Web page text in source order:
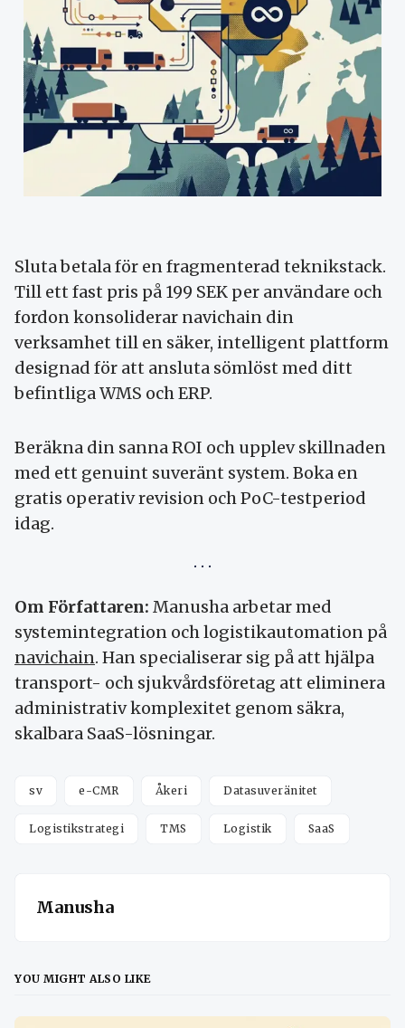
Sluta betala för en fragmenterad teknikstack.
Till ett fast pris på 199 SEK per användare och
fordon konsoliderar navichain din
verksamhet till en säker, intelligent plattform
designad för att ansluta sömlöst med ditt
befintliga WMS och ERP.
Beräkna din sanna ROI och upplev skillnaden
med ett genuint suveränt system. Boka en
gratis operativ revision och PoC-testperiod
idag.
Om Författaren: Manusha arbetar med
systemintegration och logistikautomation på
navichain. Han specialiserar sig på att hjälpa
transport- och sjukvårdsföretag att eliminera
administrativ komplexitet genom säkra,
skalbara SaaS-lösningar.
sv e-CMR Åkeri Datasuveränitet
Logistikstrategi TMS Logistik SaaS
Manusha
YOU MIGHT ALSO LIKE